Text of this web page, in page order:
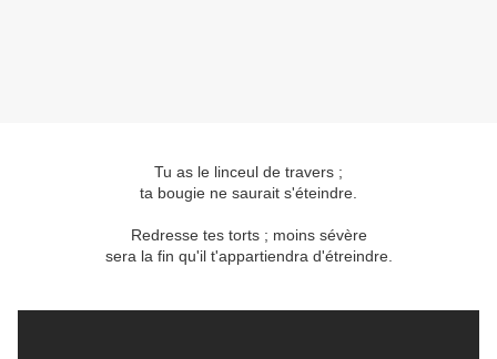
Tu as le linceul de travers ;
ta bougie ne saurait s'éteindre.
Redresse tes torts ; moins sévère
sera la fin qu'il t'appartiendra d'étreindre.